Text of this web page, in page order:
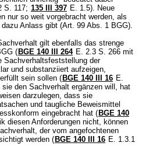
S. 117; 135 III 397 E. 1.5). Neue
nur so weit vorgebracht werden, als
Anlass gibt (Art. 99 Abs. 1 BGG).
gilt ebenfalls das strenge
( BGE 140 III 264 E. 2.3 S. 266 mit
Sachverhaltsfeststellung der
und substanziiert aufzeigen,
sein sollen ( BGE 140 III 16 E.
den Sachverhalt ergänzen will, hat
darzulegen, dass sie
und taugliche Beweismittel
eingebracht hat ( BGE 140
diesen Anforderungen nicht, können
der vom angefochtenen
werden ( BGE 140 III 16 E. 1.3.1